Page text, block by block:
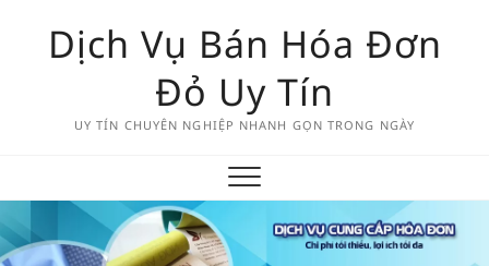
Dịch Vụ Bán Hóa Đơn
Đỏ Uy Tín
UY TÍN CHUYÊN NGHIỆP NHANH GỌN TRONG NGÀY